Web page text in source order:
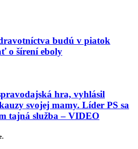
budú v piatok
o šírení eboly
hra, vyhlásil
svojej mamy. Líder PS sa
tajná služba – VIDEO